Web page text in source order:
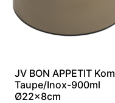
JV BON APPETIT Kom
Taupe/Inox-900ml
Ø22x8cm